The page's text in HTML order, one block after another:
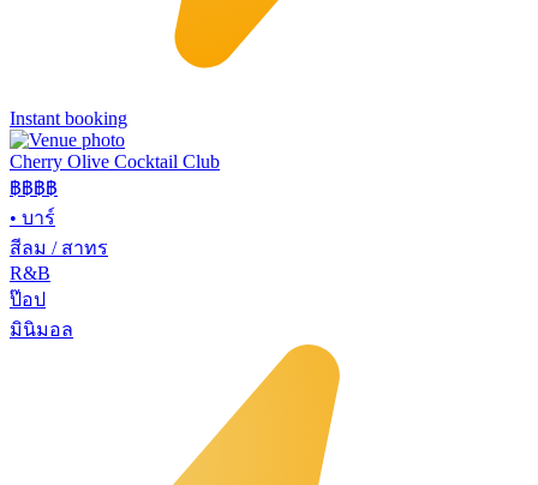
Instant booking
Cherry Olive Cocktail Club
฿฿฿฿
• บาร์
สีลม / สาทร
R&B
ป๊อป
มินิมอล